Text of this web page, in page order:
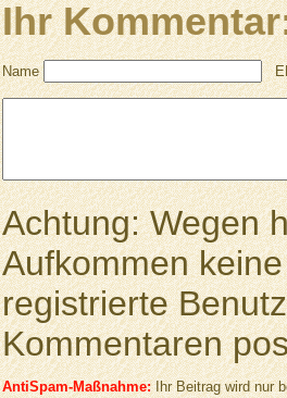
Ihr
Name
Achtung: Wegen
Aufkommen
registrierte
Kommentaren
AntiSpam-Maßnahme:Ihr Beitrag wird nur